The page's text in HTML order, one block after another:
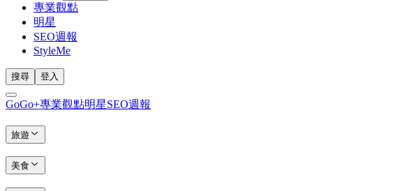
專業觀點
明星
SEO週報
StyleMe
搜尋 登入
GoGo+專業觀點明星SEO週報
旅遊
美食